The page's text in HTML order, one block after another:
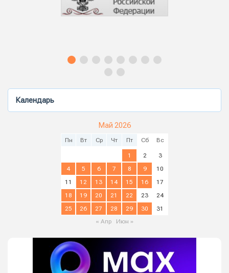
Календарь
Май 2026
Пн Вт Ср Чт Пт Сб Вс
1 2
3
4
5 6 7 8 9
10
11
12 13 14 15 16
17
18
19 20 21 22 23
24
25
26 27 28 29 30
31
« Апр
Июн »